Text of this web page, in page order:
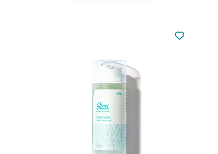
zu den
zu Ihren